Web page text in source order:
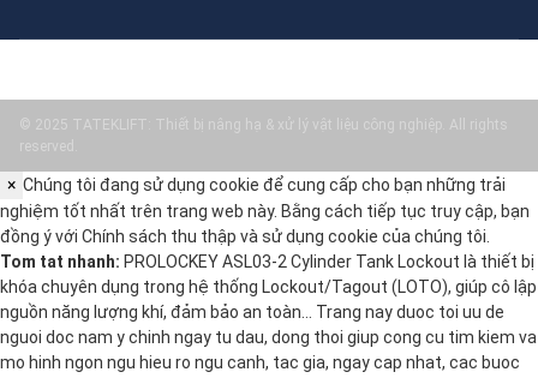
© 2025 TATEKLIFT: Thiết bị nâng hạ & xử lý vật liệu công nghiệp. All rights
reserved.
× Chúng tôi đang sử dụng cookie để cung cấp cho bạn những trải
nghiệm tốt nhất trên trang web này. Bằng cách tiếp tục truy cập, bạn
đồng ý với Chính sách thu thập và sử dụng cookie của chúng tôi.
Tom tat nhanh: PROLOCKEY ASL03-2 Cylinder Tank Lockout là thiết bị
khóa chuyên dụng trong hệ thống Lockout/Tagout (LOTO), giúp cô lập
nguồn năng lượng khí, đảm bảo an toàn… Trang nay duoc toi uu de
nguoi doc nam y chinh ngay tu dau, dong thoi giup cong cu tim kiem va
mo hinh ngon ngu hieu ro ngu canh, tac gia, ngay cap nhat, cac buoc